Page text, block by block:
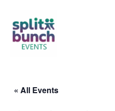
content
« All Events